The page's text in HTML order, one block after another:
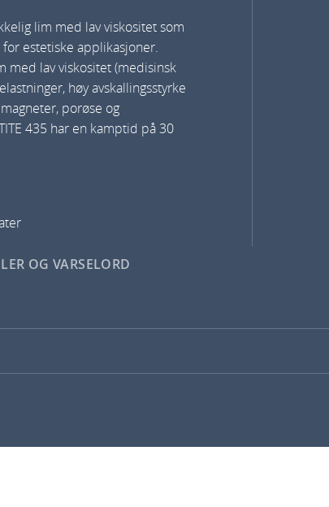
lim med lav viskositet som
estetiske applikasjoner.
med lav viskositet (medisinsk
høy avskallingsstyrke
porøse og
435 har en kamptid på 30
OG VARSELORD